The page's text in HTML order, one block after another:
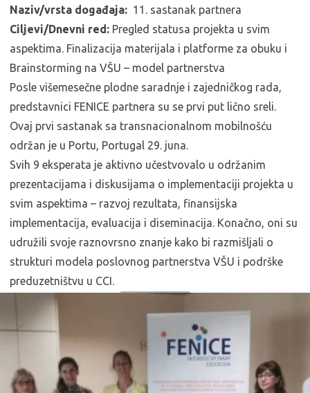
Naziv/vrsta događaja: 11. sastanak partnera
Ciljevi/Dnevni red: Pregled statusa projekta u svim
aspektima. Finalizacija materijala i platforme za obuku i
Brainstorming na VŠU – model partnerstva
Posle višemesečne plodne saradnje i zajedničkog rada,
predstavnici FENICE partnera su se prvi put lično sreli.
Ovaj prvi sastanak sa transnacionalnom mobilnošću
održan je u Portu, Portugal 29. juna.
Svih 9 eksperata je aktivno učestvovalo u održanim
prezentacijama i diskusijama o implementaciji projekta u
svim aspektima – razvoj rezultata, finansijska
implementacija, evaluacija i diseminacija. Konačno, oni su
udružili svoje raznovrsno znanje kako bi razmišljali o
strukturi modela poslovnog partnerstva VŠU i podrške
preduzetništvu u CCI.